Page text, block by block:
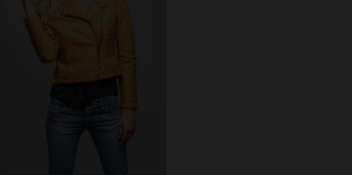
VERFÜGBARE GRÖSSEN